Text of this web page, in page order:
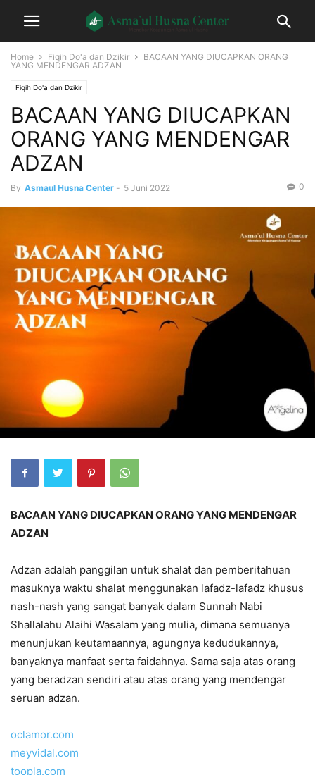
Home Fiqih Do'a dan Dzikir
BACAAN YANG DIUCAPKAN ORANG
YANG MENDENGAR ADZAN
Fiqih Do'a dan Dzikir
BACAAN YANG DIUCAPKAN
ORANG YANG MENDENGAR
ADZAN
By Asmaul Husna Center - 5 Juni 2022 0
BACAAN YANG DIUCAPKAN ORANG YANG MENDENGAR
ADZAN
Adzan adalah panggilan untuk shalat dan pemberitahuan
masuknya waktu shalat menggunakan lafadz-lafadz khusus
nash-nash yang sangat banyak dalam Sunnah Nabi
Shallalahu Alaihi Wasalam yang mulia, dimana semuanya
menunjukan keutamaannya, agungnya kedudukannya,
banyaknya manfaat serta faidahnya. Sama saja atas orang
yang beradzan sendiri atau atas orang yang mendengar
seruan adzan.
oclamor.com
meyvidal.com
toopla.com